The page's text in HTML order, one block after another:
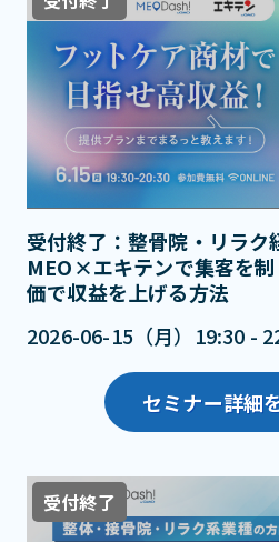
受付終了：整骨院・リラク
MEO×エキテンで集客を
価で収益を上げる方法
2026-06-15（月）19:30 -
セミナー詳細